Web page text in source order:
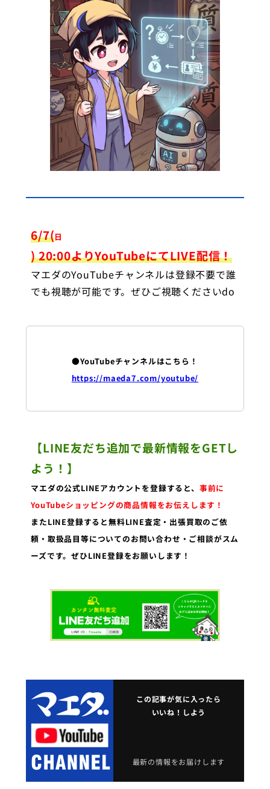
6/7(日
) 20:00よりYouTubeにてLIVE配信！
マエダのYouTubeチャンネルは登録不要で誰
でも視聴が可能です。ぜひご視聴くださいdo
●YouTubeチャンネルはこちら！
https://maeda7.com/youtube/
【LINE友だち追加で最新情報をGETし
よう！】
マエダの公式LINEアカウントを登録すると、 事前に
YouTubeショッピングの商品情報をお伝えします！
またLINE登録すると無料LINE査定・出張買取のご依
頼・取扱品目等についてのお問い合わせ・ご相談がスム
ーズです。ぜひLINE登録をお願いします！
この記事が気に入ったら
いいね！しよう
最新の情報をお届けします